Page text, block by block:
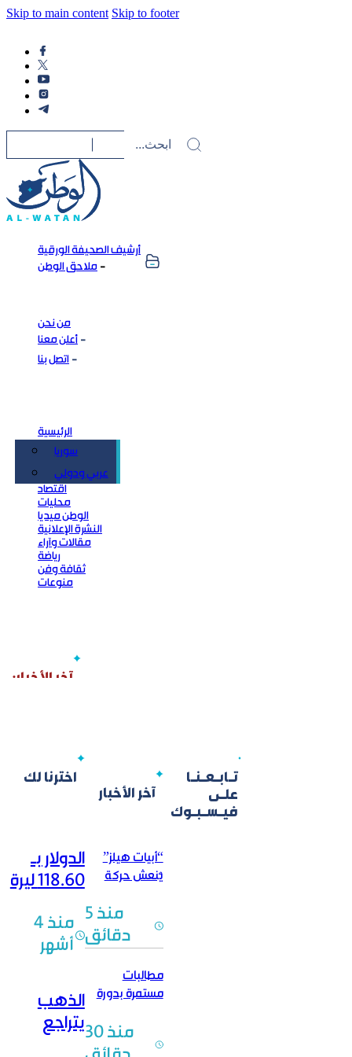
Skip to main content Skip to footer
أرشيف الصحيفة الورقية
ملاحق الوطن
من نحن
أعلن معنا
اتصل بنا
الرئيسية
سوريا
عربي ودولي
اقتصاد
محليات
الوطن ميديا
النشرة الإعلانية
مقالات وآراء
رياضة
ثقافة وفن
منوعات
اخترنا لك
الدولار بـ
118.60 ليرة
تسبق
هوامش
منذ 4
أشهر
الذهب
يتراجع
آخر الأخبار
“أبيات هيلز”
يُنعش حركة
لـ”الوطن”:
العبرة بالقدرة
الشرائية
منذ 5
دقائق
مطالبات
مستمرة بدورة
“الثانوية” ..
وعضو مجلس
منذ 30
تـابـعـنـا
علـى
فيـسـبـوك